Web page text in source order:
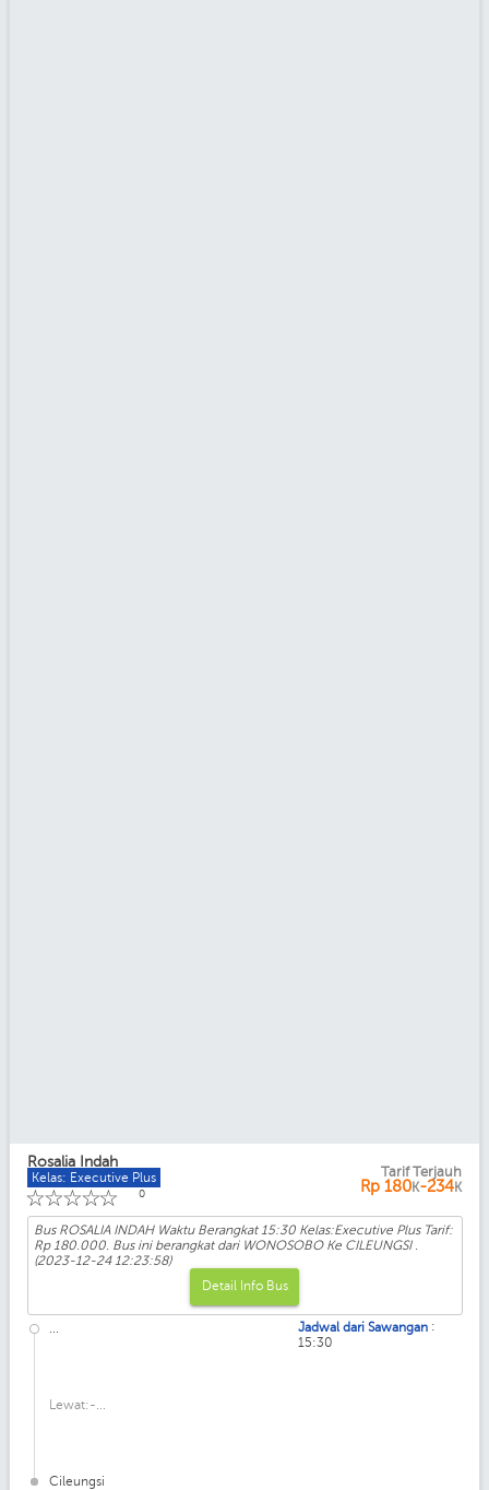
Rosalia Indah
Kelas: Executive Plus
☆
☆
☆
☆
☆ 0
Tarif Terjauh
Rp 180K-234K
Bus ROSALIA INDAH Waktu Berangkat 15:30 Kelas:Executive Plus Tarif:
Rp 180.000. Bus ini berangkat dari WONOSOBO Ke CILEUNGSI .
(2023-12-24 12:23:58)
Detail Info Bus
Lewat:-...
Cileungsi
Jadwal dari Sawangan :
15:30